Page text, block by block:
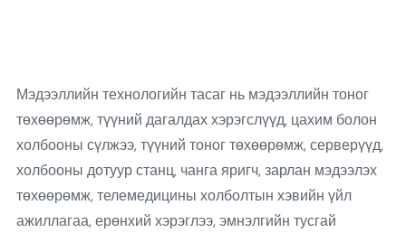
Мэдээллийн технологийн тасаг нь мэдээллийн тоног
төхөөрөмж, түүний дагалдах хэрэгслүүд, цахим болон
холбооны сүлжээ, түүний тоног төхөөрөмж, серверүүд,
холбооны дотуур станц, чанга яригч, зарлан мэдээлэх
төхөөрөмж, телемедицины холболтын хэвийн үйл
ажиллагаа, ерөнхий хэрэглээ, эмнэлгийн тусгай